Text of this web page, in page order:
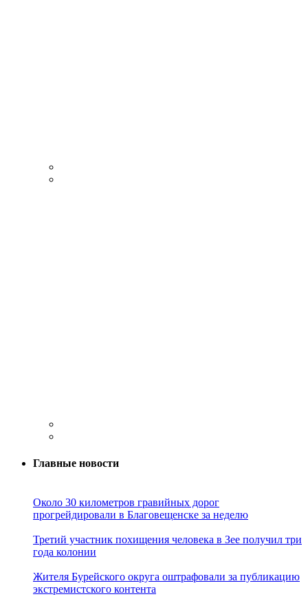
Главные новости
Около 30 километров гравийных дорог
прогрейдировали в Благовещенске за неделю
Третий участник похищения человека в Зее получил три
года колонии
Жителя Бурейского округа оштрафовали за публикацию
экстремистского контента